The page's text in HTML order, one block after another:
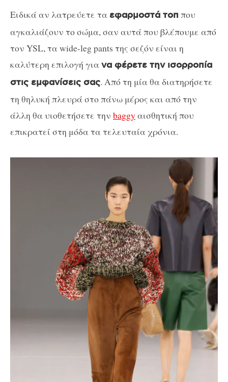
Ειδικά αν λατρεύετε τα εφαρμοστά τοπ που
αγκαλιάζουν το σώμα, σαν αυτά που βλέπουμε από
τον YSL, τα wide-leg pants της σεζόν είναι η
καλύτερη επιλογή γιανα φέρετε την ισορροπία
στις εμφανίσεις σας. Από τη μία θα διατηρήσετε
τη θηλυκή πλευρά στο πάνω μέρος και από την
άλλη θα υιοθετήσετε την baggyαισθητική που
επικρατεί στη μόδα τα τελευταία χρόνια.